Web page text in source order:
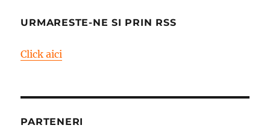
URMARESTE-NE SI PRIN RSS
Click aici
PARTENERI